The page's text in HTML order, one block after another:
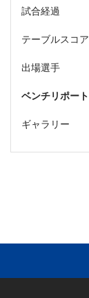
試合経過
テーブルスコア
出場選手
ベンチリポート
ギャラリー